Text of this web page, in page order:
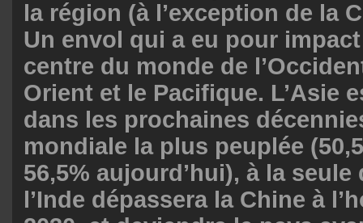
la région (à l’exception de la
Un envol qui a eu pour
centre du monde de
Orient et le Pacifique. L’Asie
dans les prochaines
mondiale la plus peuplée
56,5% aujourd’hui), à la
l’Inde dépassera la Chine à